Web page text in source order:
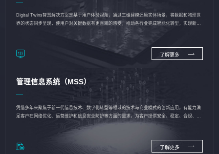
Digital Twins智慧解决方案是基于用户体验视角，通过三维建模还原实体场景，将数据和物理世
界的状态同步呈现，使用户对关键数据有更直观的感受，推动各行业完成智能化转型，实现新旧
了解更多
管理信息系统（MSS）
凭借多年来聚焦于新一代信息技术、数字化转型等领域的技术与商业模式的创新应用，有能力满
足客户在网络优化、运营维护和信息安全防护等方面的需求，为客户提供安全、稳定、合规、持
了解更多